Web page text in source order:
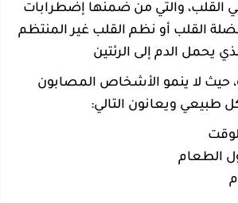
القلب، والتي من ضمنها إضطرابات
القلب أو نظم القلب غير المنتظم
يحمل الدم إلى الرئتين
حيث لا ينمو الأشخاص المصابون
طبيعي ويعانون التالي:
الطعام